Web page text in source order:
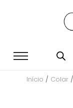
Início / Colar/